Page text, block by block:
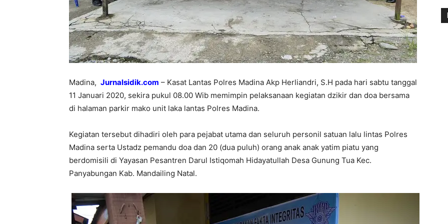
Madina, Jurnalsidik.com – Kasat Lantas Polres Madina Akp Herliandri, S.H pada hari sabtu tanggal
11 Januari 2020, sekira pukul 08.00 Wib memimpin pelaksanaan kegiatan dzikir dan doa bersama
di halaman parkir mako unit laka lantas Polres Madina.
Kegiatan tersebut dihadiri oleh para pejabat utama dan seluruh personil satuan lalu lintas Polres
Madina serta Ustadz pemandu doa dan 20 (dua puluh) orang anak anak yatim piatu yang
berdomisili di Yayasan Pesantren Darul Istiqomah Hidayatullah Desa Gunung Tua Kec.
Panyabungan Kab. Mandailing Natal.